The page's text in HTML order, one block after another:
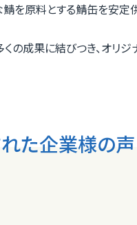
を原料とする鯖缶を安
成果に結びつき、オリ
た企業様の声